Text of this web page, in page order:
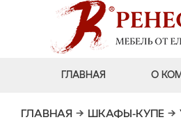
ГЛАВНАЯ О
ГЛАВНАЯ → ШКАФЫ-КУПЕ →